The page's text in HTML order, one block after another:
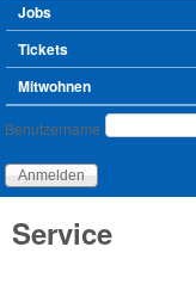
Jobs
Tickets
Mitwohnen
Benutzername
Service